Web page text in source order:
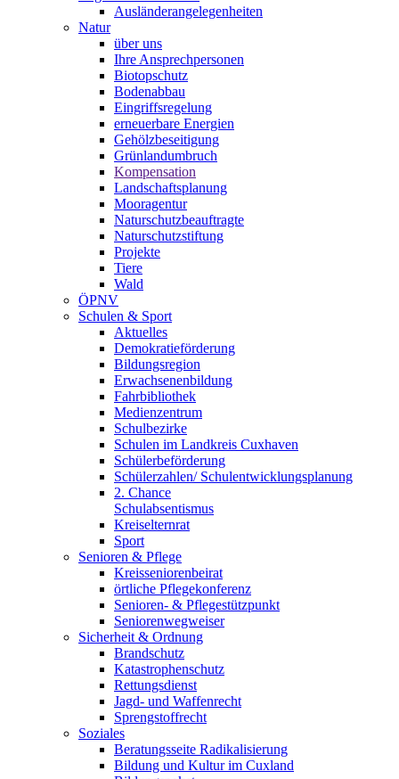
Ausländerangelegenheiten
Natur
über uns
Ihre Ansprechpersonen
Biotopschutz
Bodenabbau
Eingriffsregelung
erneuerbare Energien
Gehölzbeseitigung
Grünlandumbruch
Kompensation
Landschaftsplanung
Mooragentur
Naturschutzbeauftragte
Naturschutzstiftung
Projekte
Tiere
Wald
ÖPNV
Schulen & Sport
Aktuelles
Demokratieförderung
Bildungsregion
Erwachsenenbildung
Fahrbibliothek
Medienzentrum
Schulbezirke
Schulen im Landkreis Cuxhaven
Schülerbeförderung
Schülerzahlen/ Schulentwicklungsplanung
2. Chance
Schulabsentismus
Kreiselternrat
Sport
Senioren & Pflege
Kreisseniorenbeirat
örtliche Pflegekonferenz
Senioren- & Pflegestützpunkt
Seniorenwegweiser
Sicherheit & Ordnung
Brandschutz
Katastrophenschutz
Rettungsdienst
Jagd- und Waffenrecht
Sprengstoffrecht
Soziales
Beratungsseite Radikalisierung
Bildung und Kultur im Cuxland